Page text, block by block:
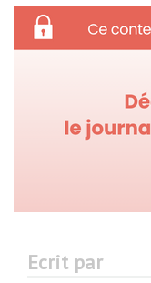
Ecrit par